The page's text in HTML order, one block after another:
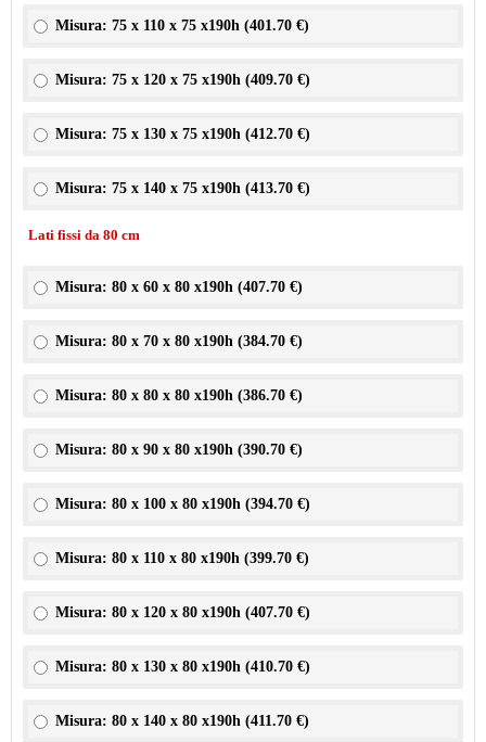
Misura: 75 x 110 x 75 x190h (401.70 €)
Misura: 75 x 120 x 75 x190h (409.70 €)
Misura: 75 x 130 x 75 x190h (412.70 €)
Misura: 75 x 140 x 75 x190h (413.70 €)
Lati fissi da 80 cm
Misura: 80 x 60 x 80 x190h (407.70 €)
Misura: 80 x 70 x 80 x190h (384.70 €)
Misura: 80 x 80 x 80 x190h (386.70 €)
Misura: 80 x 90 x 80 x190h (390.70 €)
Misura: 80 x 100 x 80 x190h (394.70 €)
Misura: 80 x 110 x 80 x190h (399.70 €)
Misura: 80 x 120 x 80 x190h (407.70 €)
Misura: 80 x 130 x 80 x190h (410.70 €)
Misura: 80 x 140 x 80 x190h (411.70 €)